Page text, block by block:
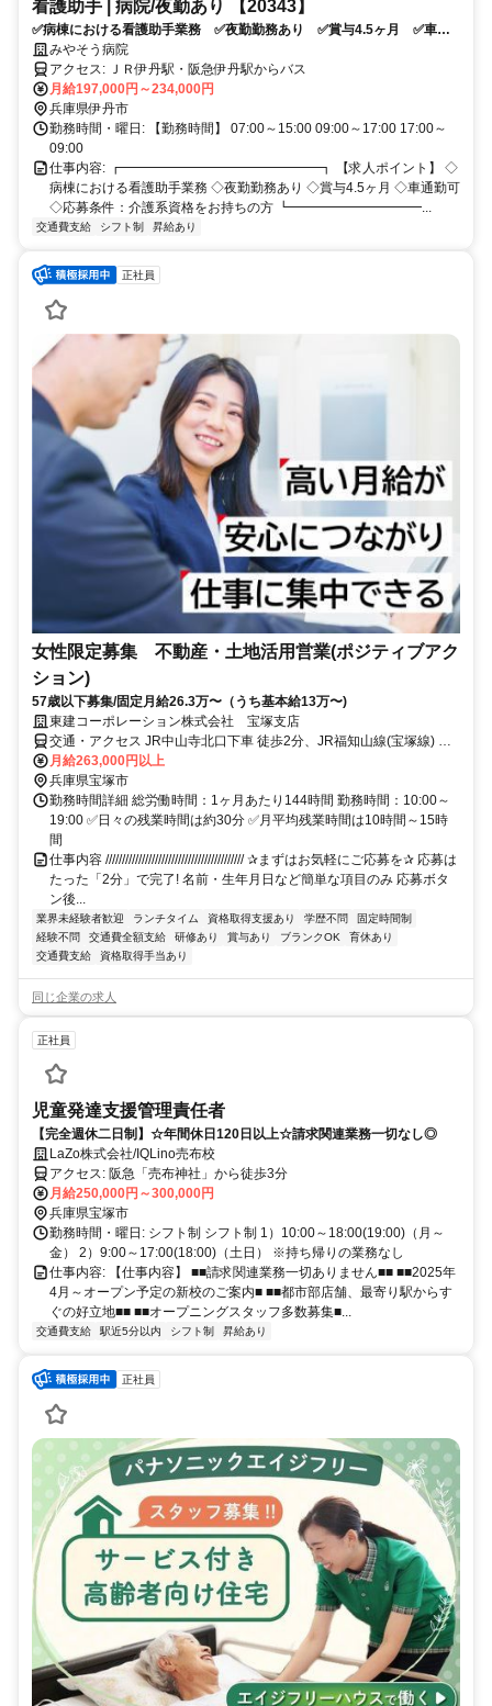
看護助手 | 病院/夜勤あり 【20343】
✅病棟における看護助手業務 ✅夜勤勤務あり ✅賞与4.5ヶ月 ✅車通
勤可 ✅応募条件：介護系資格をお持ちの方
みやそう病院
アクセス: ＪＲ伊丹駅・阪急伊丹駅からバス
月給197,000円～234,000円
兵庫県伊丹市
勤務時間・曜日: 【勤務時間】 07:00～15:00 09:00～17:00 17:00～
09:00
仕事内容: ┏━━━━━━━━━━━━━━━┓ 【求人ポイント】 ◇
病棟における看護助手業務 ◇夜勤勤務あり ◇賞与4.5ヶ月 ◇車通勤可
◇応募条件：介護系資格をお持ちの方 ┗━━━━━━━━━━...
交通費支給 シフト制 昇給あり
正社員
女性限定募集 不動産・土地活用営業(ポジティブアク
ション)
57歳以下募集/固定月給26.3万〜（うち基本給13万〜)
東建コーポレーション株式会社 宝塚支店
交通・アクセス JR中山寺北口下車 徒歩2分、JR福知山線(宝塚線) 中
山寺駅下車 徒歩3分
月給263,000円以上
兵庫県宝塚市
勤務時間詳細 総労働時間：1ヶ月あたり144時間 勤務時間：10:00～
19:00 ✅日々の残業時間は約30分 ✅月平均残業時間は10時間～15時
間
仕事内容 ////////////////////////////////////////// ✰まずはお気軽にご応募を✰ 応募は
たった「2分」で完了! 名前・生年月日など簡単な項目のみ 応募ボタ
ン後...
業界未経験者歓迎 ランチタイム 資格取得支援あり 学歴不問
固定時間制
経験不問
交通費全額支給 研修あり 賞与あり ブランクOK
育休あり
交通費支給
資格取得手当あり
同じ企業の求人
正社員
児童発達支援管理責任者
【完全週休二日制】☆年間休日120日以上☆請求関連業務一切なし◎
LaZo株式会社/IQLino売布校
アクセス: 阪急「売布神社」から徒歩3分
月給250,000円～300,000円
兵庫県宝塚市
勤務時間・曜日: シフト制 シフト制 1）10:00～18:00(19:00)（月～
金） 2）9:00～17:00(18:00)（土日） ※持ち帰りの業務なし
仕事内容: 【仕事内容】 ■■請求関連業務一切ありません■■ ■■2025年
4月～オープン予定の新校のご案内■ ■■都市部店舗、最寄り駅からす
ぐの好立地■■ ■■オープニングスタッフ多数募集■...
交通費支給 駅近5分以内 シフト制 昇給あり
正社員